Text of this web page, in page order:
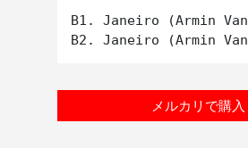
B1. Janeiro (Armin Van
メルカリで購入